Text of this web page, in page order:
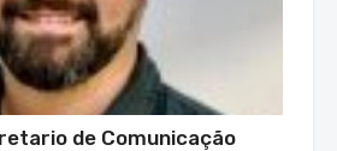
de Comunicação